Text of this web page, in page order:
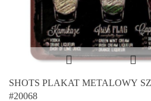
SHOTS PLAKAT METALOWY
#20068